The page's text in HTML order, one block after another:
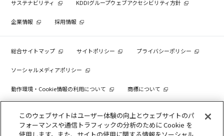
サステナビリティ KDDIグループウェブアクセシビリティ方針
企業情報 採用情報
総合サイトマップ サイトポリシー プライバシーポリシー
ソーシャルメディアポリシー
動作環境・Cookie情報の利用について 商標について
このウェブサイトはユーザー体験の向上とウェブサイトのパ
フォーマンスや通信トラフィックの分析のために Cookie を